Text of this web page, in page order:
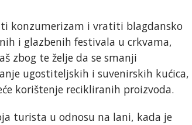
konzumerizam i vratiti blagdansko
i glazbenih festivala u crkvama,
zbog te želje da se smanji
ugostiteljskih i suvenirskih kućica,
korištenje recikliranih proizvoda.
turista u odnosu na lani, kada je